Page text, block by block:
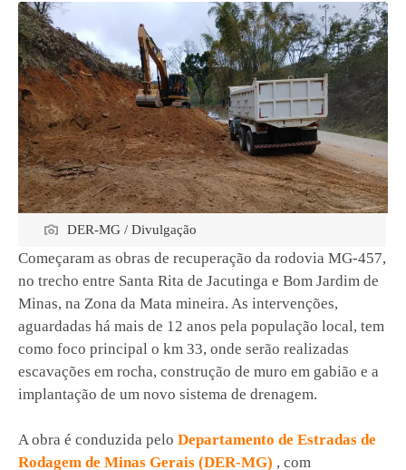
DER-MG / Divulgação
Começaram as obras de recuperação da rodovia MG-457,
no trecho entre Santa Rita de Jacutinga e Bom Jardim de
Minas, na Zona da Mata mineira. As intervenções,
aguardadas há mais de 12 anos pela população local, tem
como foco principal o km 33, onde serão realizadas
escavações em rocha, construção de muro em gabião e a
implantação de um novo sistema de drenagem.
A obra é conduzida peloDepartamento de Estradas de
Rodagem de Minas Gerais (DER-MG) , com